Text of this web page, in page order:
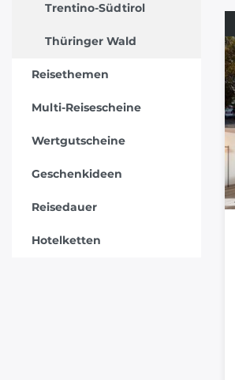
Trentino-Südtirol
Thüringer Wald
Reisethemen
Multi-Reisescheine
Wertgutscheine
Geschenkideen
Reisedauer
Hotelketten